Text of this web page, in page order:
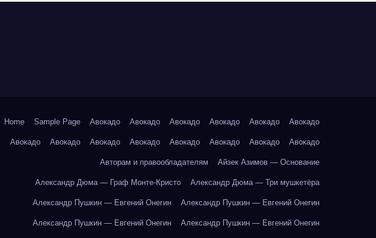
Home Sample Page Авокадо Авокадо Авокадо Авокадо Авокадо Авокадо
Авокадо Авокадо Авокадо Авокадо Авокадо Авокадо Авокадо Авокадо
Авторам и правообладателям Айзек Азимов — Основание
Александр Дюма — Граф Монте-Кристо Александр Дюма — Три мушкетёра
Александр Пушкин — Евгений Онегин Александр Пушкин — Евгений Онегин
Александр Пушкин — Евгений Онегин Александр Пушкин — Евгений Онегин